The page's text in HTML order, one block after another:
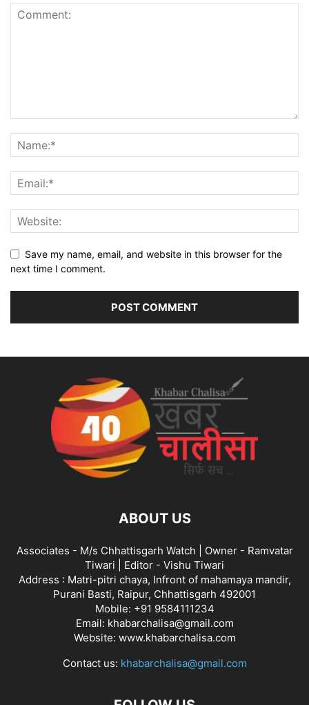
Save my name, email, and website in this browser for the
next time I comment.
ABOUT US
Associates - M/s Chhattisgarh Watch | Owner - Ramvatar
Tiwari | Editor - Vishu Tiwari
Address : Matri-pitri chaya, Infront of mahamaya mandir,
Purani Basti, Raipur, Chhattisgarh 492001
Mobile: +91 9584111234
Email: khabarchalisa@gmail.com
Website: www.khabarchalisa.com
Contact us: khabarchalisa@gmail.com